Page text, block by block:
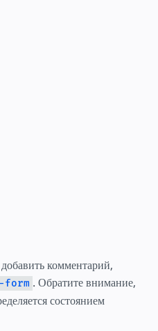
комментарий,
form . Обратите внимание,
состоянием